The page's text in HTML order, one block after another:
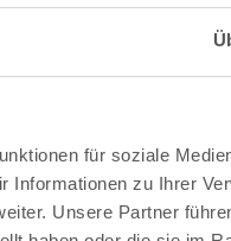
für soziale
Informationen zu Ihrer
Unsere Partner